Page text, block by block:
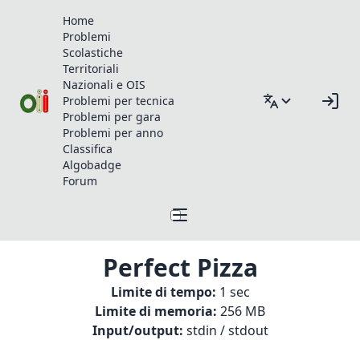
Home
Problemi
Scolastiche
Territoriali
Nazionali e OIS
Problemi per tecnica
Problemi per gara
Problemi per anno
Classifica
Algobadge
Forum
Perfect Pizza
Limite di tempo: 1 sec
Limite di memoria: 256 MB
Input/output: stdin / stdout